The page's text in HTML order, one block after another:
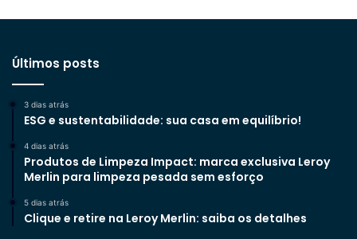
Últimos posts
3 dias atrás
ESG e sustentabilidade: sua casa em equilíbrio!
4 dias atrás
Produtos de Limpeza Impact: marca exclusiva Leroy
Merlin para limpeza pesada sem esforço
5 dias atrás
Clique e retire na Leroy Merlin: saiba os detalhes